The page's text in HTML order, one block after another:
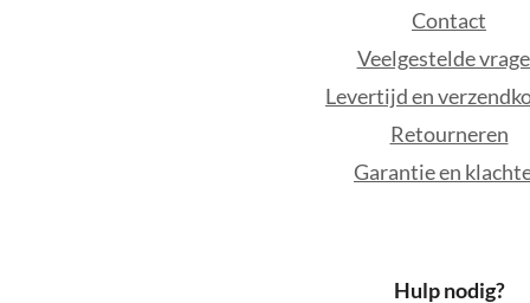
Contact
Veelgestelde
Levertijd en
Retourneren
Garantie en
Hulp nodig?